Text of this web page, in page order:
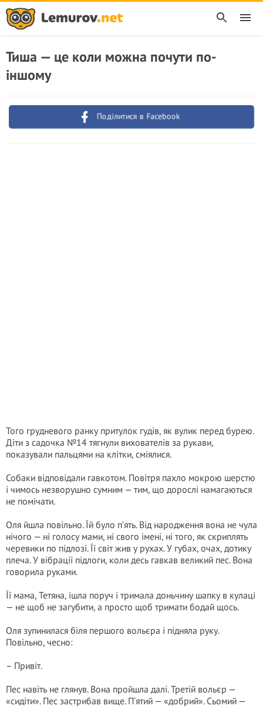
Тиша — це коли можна почути по-
іншому
Поділитися в Facebook
Того грудневого ранку притулок гудів, як вулик перед бурею.
Діти з садочка №14 тягнули вихователів за рукави,
показували пальцями на клітки, сміялися.
Собаки відповідали гавкотом. Повітря пахло мокрою шерстю
і чимось незворушно сумним — тим, що дорослі намагаються
не помічати.
Оля йшла повільно. Їй було п’ять. Від народження вона не чула
нічого — ні голосу мами, ні свого імені, ні того, як скриплять
черевики по підлозі. Її світ жив у рухах. У губах, очах, дотику
плеча. У вібрації підлоги, коли десь гавкав великий пес. Вона
говорила руками.
Її мама, Тетяна, ішла поруч і тримала доньчину шапку в кулаці
— не щоб не загубити, а просто щоб тримати бодай щось.
Оля зупинилася біля першого вольєра і підняла руку.
Повільно, чесно:
– Привіт.
Пес навіть не глянув. Вона пройшла далі. Третій вольєр —
«сидіти». Пес застрибав вище. П’ятий — «добрий». Сьомий —